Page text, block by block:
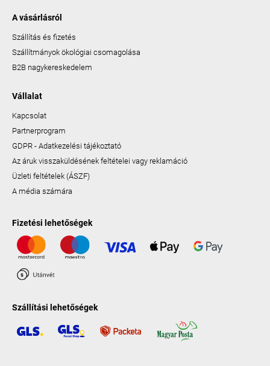
A vásárlásról
Szállítás és fizetés
Szállítmányok ökológiai csomagolása
B2B nagykereskedelem
Vállalat
Kapcsolat
Partnerprogram
GDPR - Adatkezelési tájékoztató
Az áruk visszaküldésének feltételei vagy reklamáció
Üzleti feltételek (ÁSZF)
A média számára
Fizetési lehetőségek
Szállítási lehetőségek